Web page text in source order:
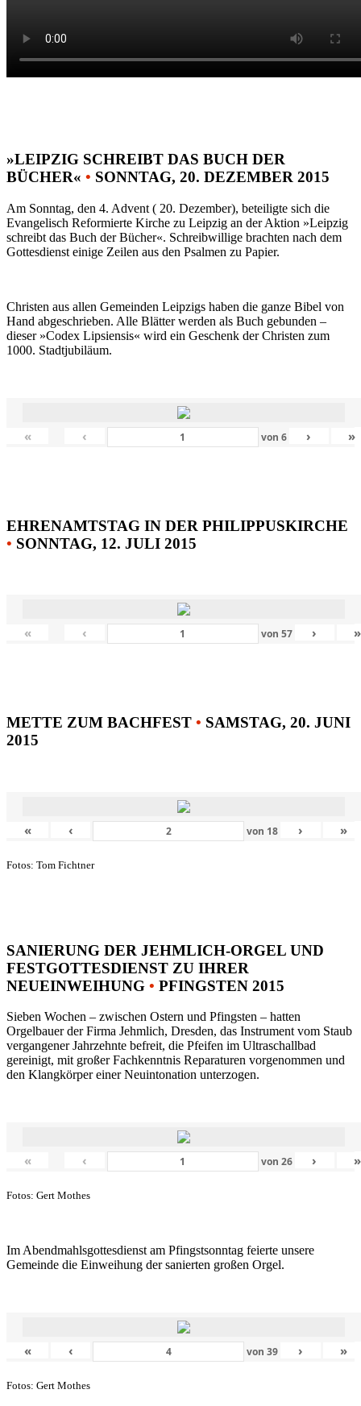
»LEIPZIG SCHREIBT DAS BUCH DER
BÜCHER« • SONNTAG, 20. DEZEMBER 2015
Am Sonntag, den 4. Advent ( 20. Dezember), beteiligte sich die
Evangelisch Reformierte Kirche zu Leipzig an der Aktion »Leipzig
schreibt das Buch der Bücher«. Schreibwillige brachten nach dem
Gottesdienst einige Zeilen aus den Psalmen zu Papier.
Christen aus allen Gemeinden Leipzigs haben die ganze Bibel von
Hand abgeschrieben. Alle Blätter werden als Buch gebunden –
dieser »Codex Lipsiensis« wird ein Geschenk der Christen zum
1000. Stadtjubiläum.
« ‹ von 6 › »
EHRENAMTSTAG IN DER PHILIPPUSKIRCHE
• SONNTAG, 12. JULI 2015
« ‹ von 57 › »
METTE ZUM BACHFEST • SAMSTAG, 20. JUNI
2015
« ‹ von 18 › »
Fotos: Tom Fichtner
SANIERUNG DER JEHMLICH-ORGEL UND
FESTGOTTESDIENST ZU IHRER
NEUEINWEIHUNG • PFINGSTEN 2015
Sieben Wochen – zwischen Ostern und Pfingsten – hatten
Orgelbauer der Firma Jehmlich, Dresden, das Instrument vom Staub
vergangener Jahrzehnte befreit, die Pfeifen im Ultraschallbad
gereinigt, mit großer Fachkenntnis Reparaturen vorgenommen und
den Klangkörper einer Neuintonation unterzogen.
« ‹ von 26 › »
Fotos: Gert Mothes
Im Abendmahlsgottesdienst am Pfingstsonntag feierte unsere
Gemeinde die Einweihung der sanierten großen Orgel.
« ‹ von39 › »
Fotos: Gert Mothes